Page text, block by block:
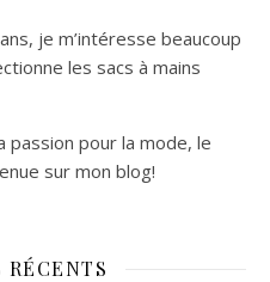
je m’intéresse beaucoup
les sacs à mains
passion pour la mode, le
sur mon blog!